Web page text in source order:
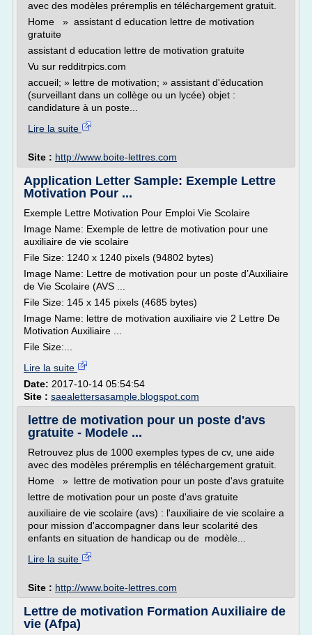
avec des modèles préremplis en téléchargement gratuit.
Home » assistant d education lettre de motivation
gratuite
assistant d education lettre de motivation gratuite
Vu sur redditrpics.com
accueil; » lettre de motivation; » assistant d'éducation
(surveillant dans un collège ou un lycée) objet :
candidature à un poste...
Lire la suite
Site : http://www.boite-lettres.com
Application Letter Sample: Exemple Lettre
Motivation Pour ...
Exemple Lettre Motivation Pour Emploi Vie Scolaire
Image Name: Exemple de lettre de motivation pour une
auxiliaire de vie scolaire
File Size: 1240 x 1240 pixels (94802 bytes)
Image Name: Lettre de motivation pour un poste d’Auxiliaire
de Vie Scolaire (AVS ...
File Size: 145 x 145 pixels (4685 bytes)
Image Name: lettre de motivation auxiliaire vie 2 Lettre De
Motivation Auxiliaire ...
File Size:...
Lire la suite
Date: 2017-10-14 05:54:54
Site : saealettersasample.blogspot.com
lettre de motivation pour un poste d'avs
gratuite - Modele ...
Retrouvez plus de 1000 exemples types de cv, une aide
avec des modèles préremplis en téléchargement gratuit.
Home » lettre de motivation pour un poste d'avs gratuite
lettre de motivation pour un poste d'avs gratuite
auxiliaire de vie scolaire (avs) : l'auxiliaire de vie scolaire a
pour mission d'accompagner dans leur scolarité des
enfants en situation de handicap ou de modèle...
Lire la suite
Site : http://www.boite-lettres.com
Lettre de motivation Formation Auxiliaire de
vie (Afpa)